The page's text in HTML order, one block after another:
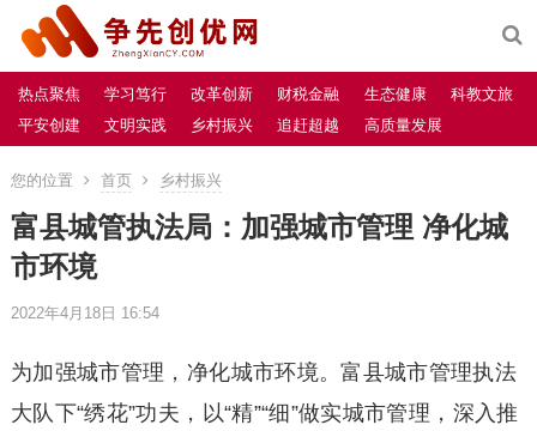
热点聚焦 学习笃行 改革创新 财税金融 生态健康
科教文旅
平安创建
文明实践 乡村振兴 追赶超越 高质量发展
您的位置 首页 乡村振兴
富县城管执法局：加强城市管理 净化城
市环境
2022年4月18日 16:54
为加强城市管理，净化城市环境。富县城市管理执法
大队下“绣花”功夫，以“精”“细”做实城市管理，深入推